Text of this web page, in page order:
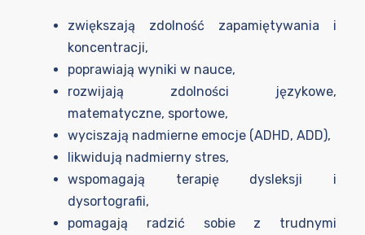
zwiększają zdolność zapamiętywania i
koncentracji,
poprawiają wyniki w nauce,
rozwijają zdolności językowe,
matematyczne, sportowe,
wyciszają nadmierne emocje (ADHD, ADD),
likwidują nadmierny stres,
wspomagają terapię dysleksji i
dysortografii,
pomagają radzić sobie z trudnymi